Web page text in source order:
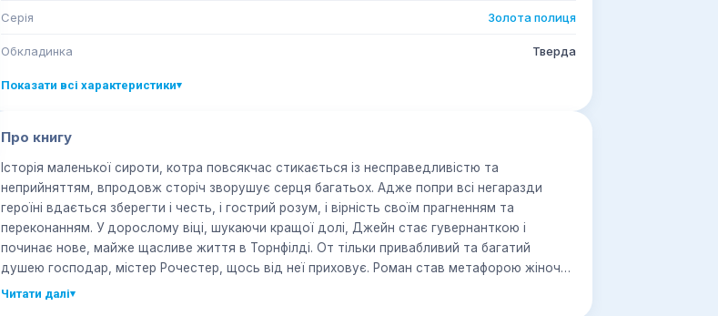
Серія Золота полиця
Обкладинка Тверда
Показати всі характеристики▾
Про книгу
Історія маленької сироти, котра повсякчас стикається із несправедливістю та
неприйняттям, впродовж сторіч зворушує серця багатьох. Адже попри всі негаразди
героїні вдається зберегти і честь, і гострий розум, і вірність своїм прагненням та
переконанням. У дорослому віці, шукаючи кращої долі, Джейн стає гувернанткою і
починає нове, майже щасливе життя в Торнфілді. От тільки привабливий та багатий
душею господар, містер Рочестер, щось від неї приховує. Роман став метафорою жіночої
шляхетності й сили в світовій літературі.
Читати далі▾